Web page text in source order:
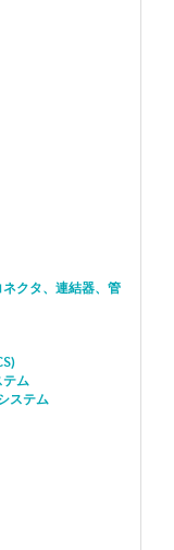
クタ、連結器、管
ム
ステム